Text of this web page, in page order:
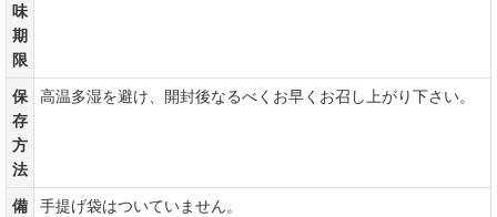
味
期
限
保
存
方
法
高温多湿を避け、開封後なるべくお早くお召し上がり下さい。
備
手提げ袋はついていません。